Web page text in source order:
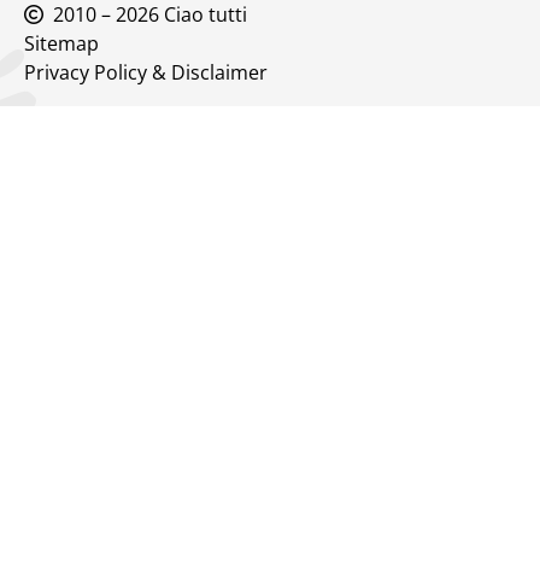
2010 – 2026 Ciao tutti
Sitemap
Privacy Policy & Disclaimer